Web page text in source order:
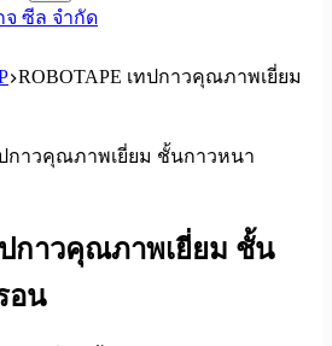
ROBOTAPE เทปกาวคุณภาพเยี่ยม
ปกาวคุณภาพเยี่ยม ชั้น
อน